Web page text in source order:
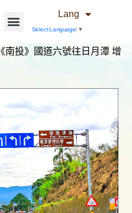
Lang
Select Language ▼
《南投》國道六號往日月潭 增